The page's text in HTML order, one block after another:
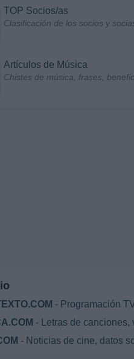
TOP Socios/as
Clasificación de los socios y
Artículos de Música
Chistes de música, frases,
- Programación
- Letras de
- Noticias de cine, datos